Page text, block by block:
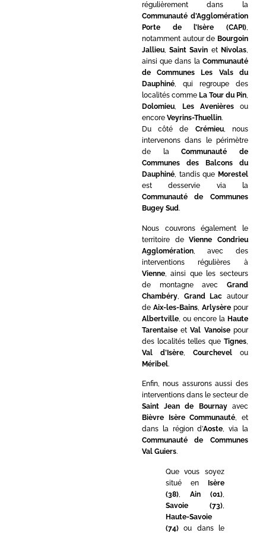
régulièrement dans la
Communauté d’Agglomération
Porte de l’Isère (CAPI),
notamment autour de Bourgoin
Jallieu,Saint Savin et Nivolas,
ainsi que dans la Communauté
de Communes Les Vals du
Dauphiné, qui regroupe des
localités comme La Tour du Pin,
Dolomieu, Les Avenièresou
encore Veyrins-Thuellin.
Du côté de Crémieu, nous
intervenons dans le périmètre
de laCommunauté de
Communes des Balcons du
Dauphiné, tandis que Morestel
est desservie via la
Communauté de Communes
Bugey Sud.
Nous couvrons également le
territoire deVienne Condrieu
Agglomération, avec des
interventions régulières à
Vienne, ainsi que les secteurs
de montagne avec Grand
Chambéry, Grand Lac autour
de Aix-les-Bains, Arlysèrepour
Albertville, ou encore la Haute
TarentaiseetVal Vanoisepour
des localités telles que Tignes
Val d’Isère, Courchevelou
Méribel.
Enfin, nous assurons aussi des
interventions dans le secteur de
Saint Jean de Bournayavec
Bièvre Isère Communauté, et
dans la région d’Aoste, via la
Communauté de Communes
Val Guiers.
Que vous soyez
situé en Isère
(38), Ain (01)
Savoie (73)
Haute-Savoie
(74)ou dans le